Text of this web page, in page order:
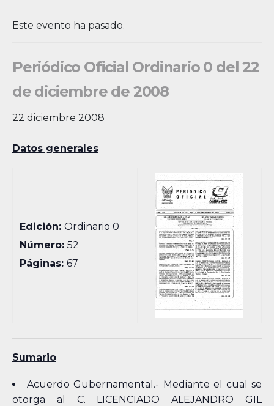
Este evento ha pasado.
Periódico Oficial Ordinario 0 del 22
de diciembre de 2008
22 diciembre 2008
Datos generales
Edición:Ordinario 0
Número:52
Páginas:67
Sumario
Acuerdo Gubernamental.- Mediante el cual se
otorga al C. LICENCIADO ALEJANDRO GIL